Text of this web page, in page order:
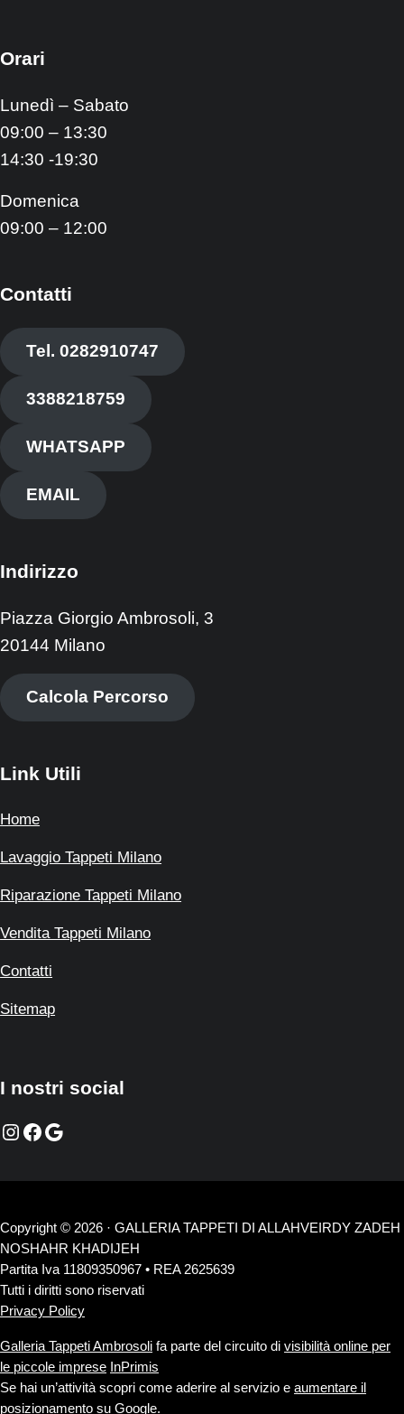
Orari
Lunedì – Sabato
09:00 – 13:30
14:30 -19:30
Domenica
09:00 – 12:00
Contatti
Tel. 0282910747
3388218759
WHATSAPP
EMAIL
Indirizzo
Piazza Giorgio Ambrosoli, 3
20144 Milano
Calcola Percorso
Link Utili
Home
Lavaggio Tappeti Milano
Riparazione Tappeti Milano
Vendita Tappeti Milano
Contatti
Sitemap
I nostri social
Instagram
Facebook
Google
Copyright © 2026 · GALLERIA TAPPETI DI ALLAHVEIRDY ZADEH
NOSHAHR KHADIJEH
Partita Iva 11809350967 • REA 2625639
Tutti i diritti sono riservati
Privacy Policy
Galleria Tappeti Ambrosoli fa parte del circuito divisibilità online per
le piccole imprese InPrimis
Se hai un’attività scopri come aderire al servizio eaumentare il
posizionamento su Google.